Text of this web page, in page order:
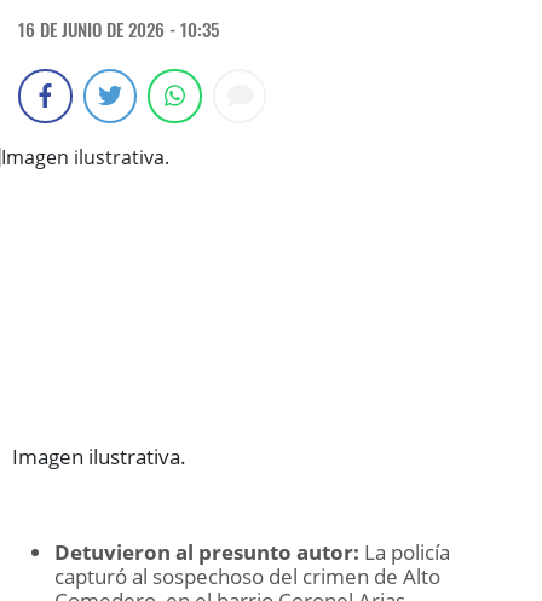
16 DE JUNIO DE 2026 - 10:35
Imagen ilustrativa.
Detuvieron al presunto autor: La policía
capturó al sospechoso del crimen de Alto